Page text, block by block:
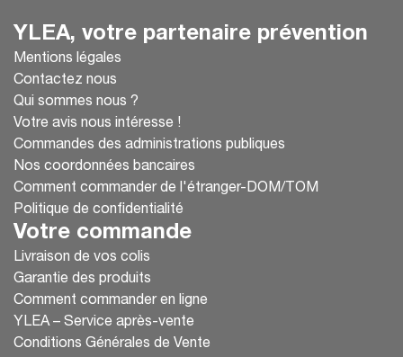
YLEA, votre partenaire prévention
Mentions légales
Contactez nous
Qui sommes nous ?
Votre avis nous intéresse !
Commandes des administrations publiques
Nos coordonnées bancaires
Comment commander de l'étranger-DOM/TOM
Politique de confidentialité
Votre commande
Livraison de vos colis
Garantie des produits
Comment commander en ligne
YLEA – Service après-vente
Conditions Générales de Vente